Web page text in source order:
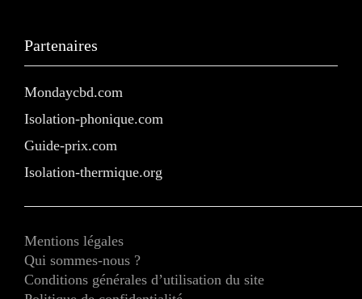
Partenaires
Mondaycbd.com
Isolation-phonique.com
Guide-prix.com
Isolation-thermique.org
Mentions légales
Qui sommes-nous ?
Conditions générales d’utilisation du site